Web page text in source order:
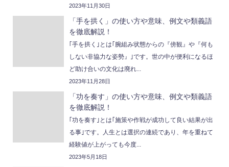
2023年11月30日
「手を拱く」の使い方や意味、例文や類義語
を徹底解説！
｢手を拱く｣とは｢腕組み状態からの『傍観』や『何も
しない非協力な姿勢』｣です。世の中が便利になるほ
ど助け合いの文化は廃れ...
2023年11月28日
「功を奏す」の使い方や意味、例文や類義語
を徹底解説！
｢功を奏す｣とは｢施策や作戦が成功して良い結果が出
る事｣です。人生とは選択の連続であり、年を重ねて
経験値が上がっても今度...
2023年5月18日